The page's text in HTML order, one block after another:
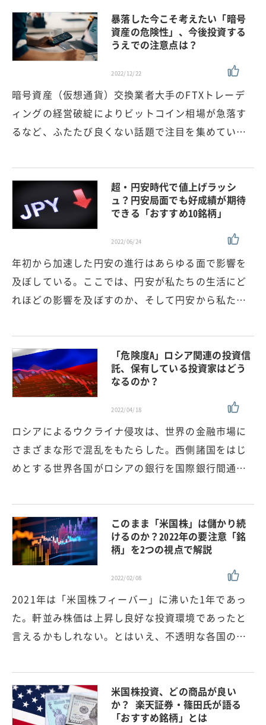
暴落した今こそ考えたい「暗号
資産の危険性」、今後投資する
うえでの注意点は？
2022/12/22
暗号資産（仮想通貨）交換業者大手のFTXトレーデ
ィングの経営破綻によりビットコイン相場が急落す
るなど、ふたたび良くない話題で注目を集めてい…
超・円安時代で値上げラッシ
ュ？円安局面でも好成績が期待
できる「おすすめ10銘柄」
2022/06/24
年初から加速した円安の進行はあらゆる面で影響を
及ぼしている。ここでは、円安が私たちの生活にど
れほどの影響を及ぼすのか、そして円安から私た…
「危険度A」ロシア関連の投資信
託、保有している投資家はどう
なるのか？
2022/04/18
ロシアによるウクライナ侵攻は、世界の金融市場に
さまざまな形で混乱をもたらした。西側諸国をはじ
めとする世界各国がロシアの銀行を国際銀行間通…
このまま「米国株」は儲かり続
けるのか？2022年の要注意「銘
柄」を2つの視点で解説
2022/02/08
2021年は「米国株フィーバー」に沸いた1年であっ
た。軒並み株価は上昇し良好な投資環境であったと
言えるかもしれない。とはいえ、不透明な各国の…
米国株投資、どの商品が良い
か？ 楽天証券・篠田氏が語る
「おすすめ銘柄」とは